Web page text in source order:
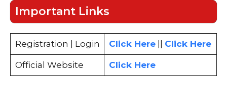
Important Links
Registration | Login Click Here|| Click Here
Official Website Click Here